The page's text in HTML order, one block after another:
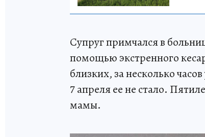
Супруг примчался в
помощью экстренного
близких, за несколько
7 апреля ее не стало.
мамы.